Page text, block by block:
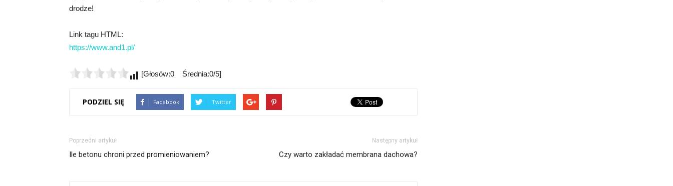
drodze!
Link tagu HTML:
https://www.and1.pl/
[Głosów:0 Średnia:0/5]
PODZIEL SIĘ Facebook Twitter
Poprzedni artykuł
Ile betonu chroni przed promieniowaniem?
Następny artykuł
Czy warto zakładać membrana dachowa?